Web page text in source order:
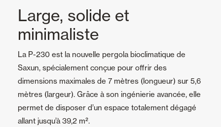
Large, solide et
minimaliste
La P-230 est la nouvelle pergola bioclimatique de
Saxun, spécialement conçue pour offrir des
dimensions maximales de 7 mètres (longueur) sur 5,6
mètres (largeur). Grâce à son ingénierie avancée, elle
permet de disposer d’un espace totalement dégagé
allant jusqu’à 39,2 m².